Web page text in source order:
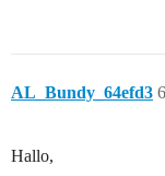
AL_Bundy_64efd3 6
Hallo,